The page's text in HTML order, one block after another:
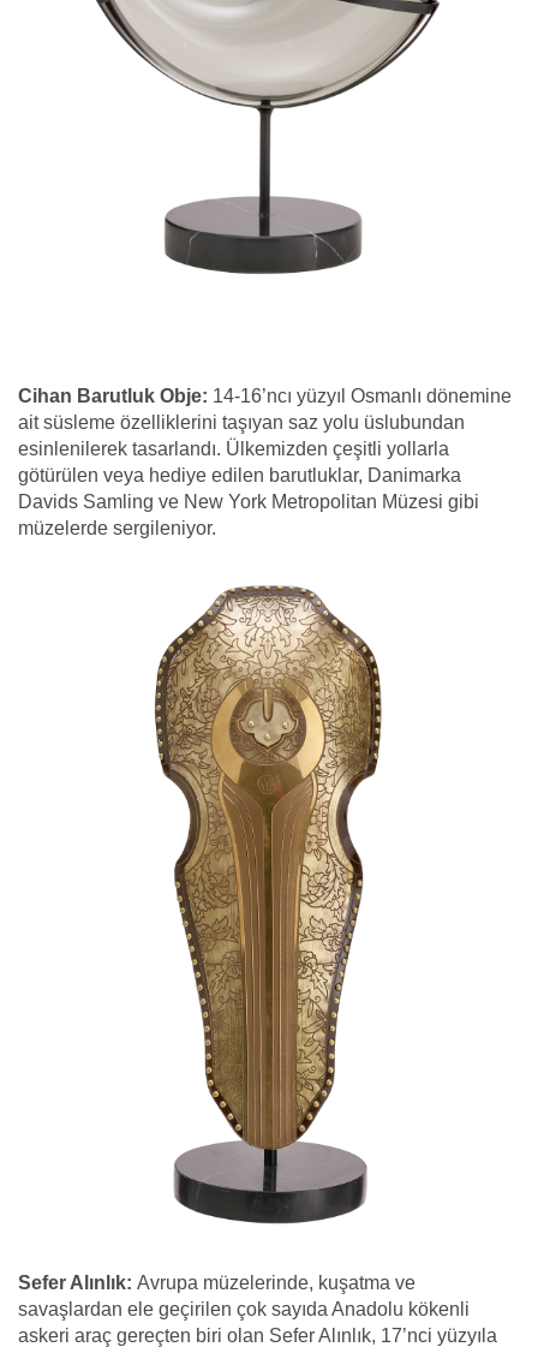
Cihan Barutluk Obje: 14-16’ncı yüzyıl Osmanlı dönemine
ait süsleme özelliklerini taşıyan saz yolu üslubundan
esinlenilerek tasarlandı. Ülkemizden çeşitli yollarla
götürülen veya hediye edilen barutluklar, Danimarka
Davids Samling ve New York Metropolitan Müzesi gibi
müzelerde sergileniyor.
Sefer Alınlık: Avrupa müzelerinde, kuşatma ve
savaşlardan ele geçirilen çok sayıda Anadolu kökenli
askeri araç gereçten biri olan Sefer Alınlık, 17’nci yüzyıla